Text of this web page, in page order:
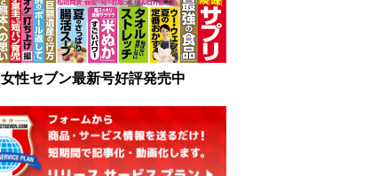
女性セブン最新号好評発売中